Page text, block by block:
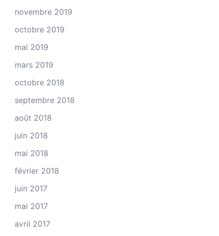
novembre 2019
octobre 2019
mai 2019
mars 2019
octobre 2018
septembre 2018
août 2018
juin 2018
mai 2018
février 2018
juin 2017
mai 2017
avril 2017